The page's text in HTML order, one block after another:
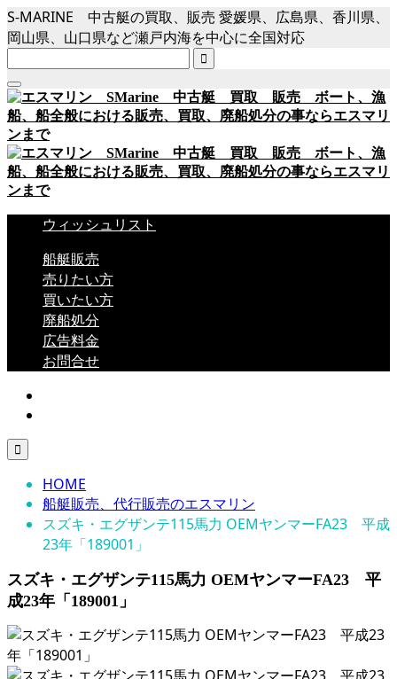
S-MARINE 中古艇の買取、販売 愛媛県、広島県、香川県、
岡山県、山口県など瀬戸内海を中心に全国対応

ウィッシュリスト
船艇販売
売りたい方
買いたい方
廃船処分
広告料金
お問合せ

HOME
船艇販売、代行販売のエスマリン
スズキ・エグザンテ115馬力 OEMヤンマーFA23 平成
23年「189001」
スズキ・エグザンテ115馬力 OEMヤンマーFA23 平
成23年「189001」